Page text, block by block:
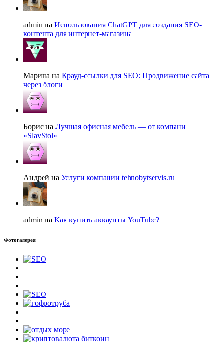
admin на Использования ChatGPT для создания SEO-
контента для интернет-магазина
Марина на Крауд-ссылки для SEO: Продвижение сайта
через блоги
Борис на Лучшая офисная мебель — от компани
«SlavStol»
Андрей на Услуги компании tehnobytservis.ru
admin на Как купить аккаунты YouTube?
Фотогалерея